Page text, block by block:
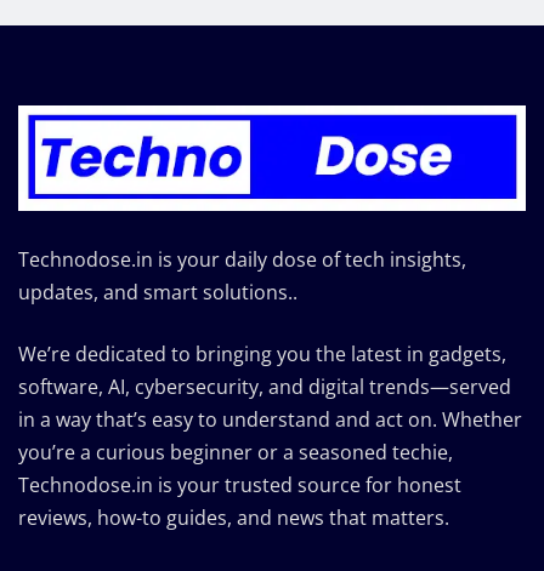
Technodose.in is your daily dose of tech insights,
updates, and smart solutions..
We’re dedicated to bringing you the latest in gadgets,
software, AI, cybersecurity, and digital trends—served
in a way that’s easy to understand and act on. Whether
you’re a curious beginner or a seasoned techie,
Technodose.in is your trusted source for honest
reviews, how-to guides, and news that matters.